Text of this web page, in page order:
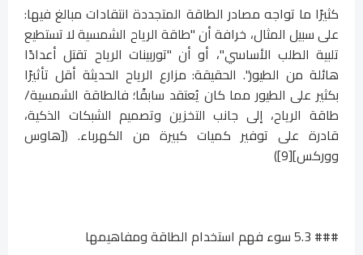
كثيرًا ما تواجه مصادر الطاقة المتجددة انتقادات مبالغ فيها:
على سبيل المثال، خرافة أن "طاقة الرياح الشمسية لا تستطيع
تلبية الطلب الأساسي"، أو أن "توربينات الرياح تقتل أعدادًا
هائلة من الطيور". الحقيقة: مزارع الرياح الحديثة أقل تأثيرًا
بكثير على الطيور مما كان يُعتقد سابقًا؛ فالطاقة الشمسية/
طاقة الرياح، إلى جانب التخزين وتصميم الشبكات الذكية،
قادرة على توفير كميات كبيرة من الكهرباء. ([هاوس
ووركس][9])
### 5.3 سوء فهم استخدام الطاقة ومفاهيمها